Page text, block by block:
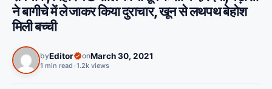
ने बागीचे में ले जाकर किया दुराचार, खून से लथपथ बेहोश
मिली बच्ची
byEditor onMarch 30, 2021
1 min read 1.2k views